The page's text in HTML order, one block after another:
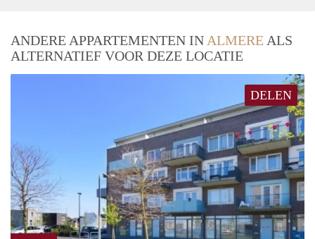
ANDERE APPARTEMENTEN IN ALMERE ALS
ALTERNATIEF VOOR DEZE LOCATIE
DELEN